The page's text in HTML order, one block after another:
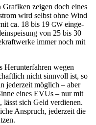
zei­gen doch eines
wird selbst ohne Wind
ca. 18 bis 19 GW ein­ge­
von 25 bis 30
immer noch mit
Her­un­ter­fah­ren wegen
nicht sinn­voll ist, so
jeder­zeit mög­lich – aber
eines EVUs – nur mit
sich Geld ver­die­nen.
Anspruch, jeder­zeit die